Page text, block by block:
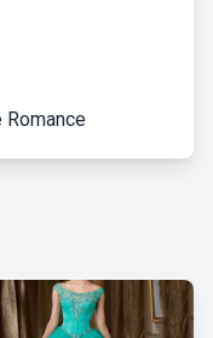
Romance